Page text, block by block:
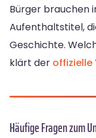
Bürger brauchen
Aufenthaltstitel,
Geschichte.
klärt der offizielle
Häufige Fragen zum